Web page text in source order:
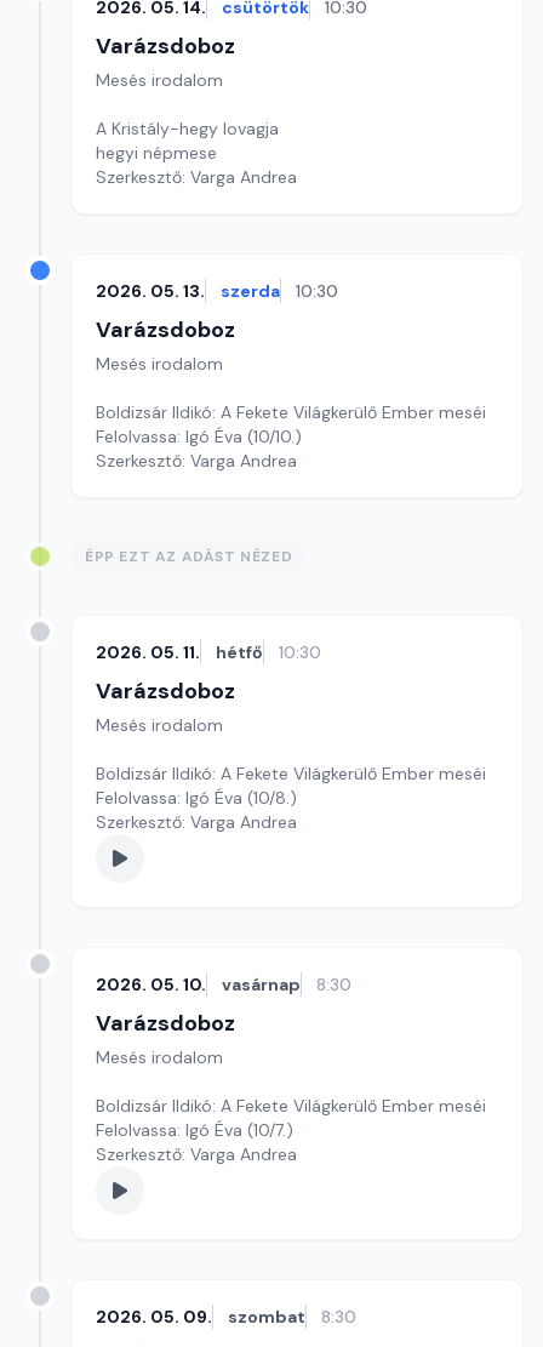
2026. 05. 14. csütörtök 10:30
Varázsdoboz
Mesés irodalom
A Kristály-hegy lovagja
hegyi népmese
Szerkesztő: Varga Andrea
2026. 05. 13. szerda 10:30
Varázsdoboz
Mesés irodalom
Boldizsár Ildikó: A Fekete Világkerülő Ember meséi
Felolvassa: Igó Éva (10/10.)
Szerkesztő: Varga Andrea
ÉPP EZT AZ ADÁST NÉZED
2026. 05. 11. hétfő 10:30
Varázsdoboz
Mesés irodalom
Boldizsár Ildikó: A Fekete Világkerülő Ember meséi
Felolvassa: Igó Éva (10/8.)
Szerkesztő: Varga Andrea
2026. 05. 10. vasárnap 8:30
Varázsdoboz
Mesés irodalom
Boldizsár Ildikó: A Fekete Világkerülő Ember meséi
Felolvassa: Igó Éva (10/7.)
Szerkesztő: Varga Andrea
2026. 05. 09. szombat 8:30